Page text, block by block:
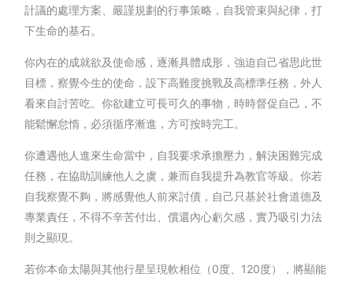
計議的處理方案、嚴謹規劃的行事策略，自我管束與紀律，打
下生命的基石。
你內在的成就欲及使命感，逐漸具體成形，強迫自己省思此世
目標，察覺今生的使命，設下高難度挑戰及高標準任務，外人
看來自討苦吃。你欲建立可長可久的事物，時時督促自己，不
能鬆懈怠惰，必須循序漸進，方可按時完工。
你遭遇他人進來生命當中，自我要求承擔壓力，解決困難完成
任務，在協助訓練他人之虞，兼而自我提升為教官等級。你若
自我察覺不夠，將感覺他人前來討債，自己只基於社會道德及
專業責任，不得不辛苦付出、償還內心虧欠感，實乃吸引力法
則之顯現。
若你本命太陽與其他行星呈現軟相位（0度、120度），將顯能